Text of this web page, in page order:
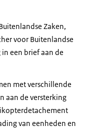
Zaken,
voor Buitenlandse
een brief aan de
met verschillende
aan de versterking
van eenheden en